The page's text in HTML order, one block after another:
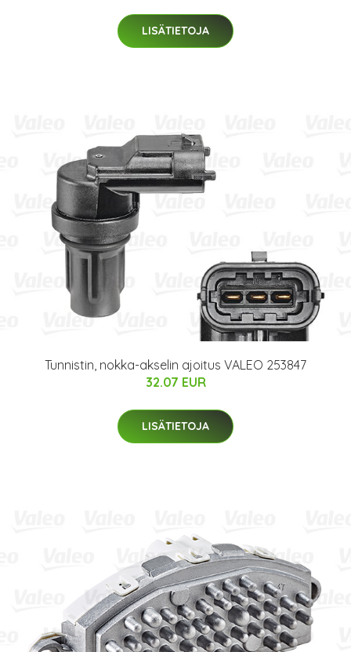
LISÄTIETOJA
Tunnistin, nokka-akselin ajoitus VALEO 253847
32.07 EUR
LISÄTIETOJA